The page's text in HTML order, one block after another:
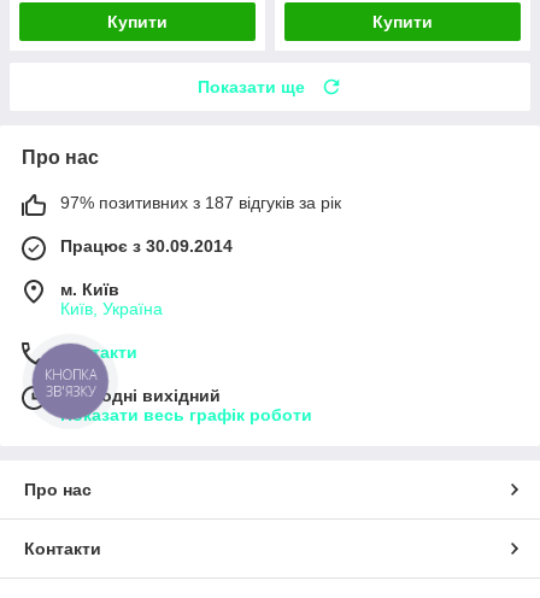
Купити Купити
Показати ще
Про нас
97% позитивних з 187 відгуків за рік
Працює з 30.09.2014
м. Київ
Київ, Україна
Контакти
Сьогодні вихідний
Показати весь графік роботи
Про нас
Контакти
КНОПКА
ЗВ'ЯЗКУ